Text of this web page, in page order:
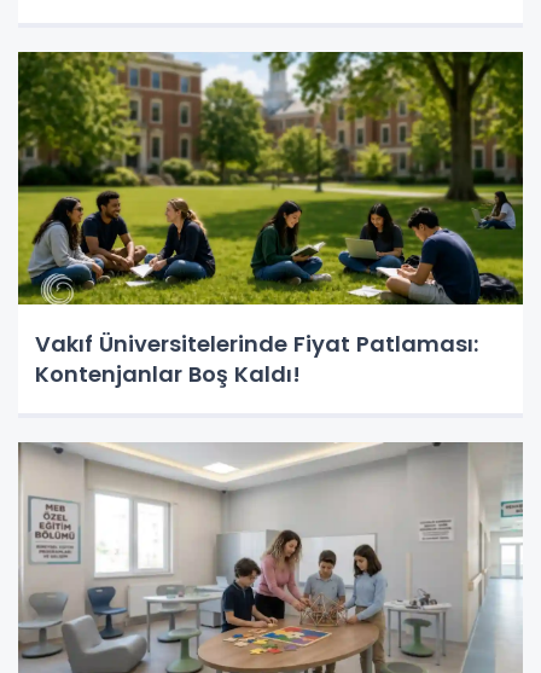
Vakıf Üniversitelerinde Fiyat Patlaması:
Kontenjanlar Boş Kaldı!